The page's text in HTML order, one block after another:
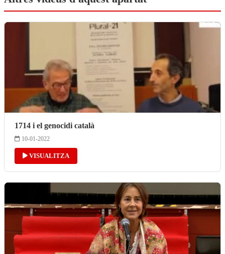
1714 i el genocidi català
10-01-2022
VISUALITZA